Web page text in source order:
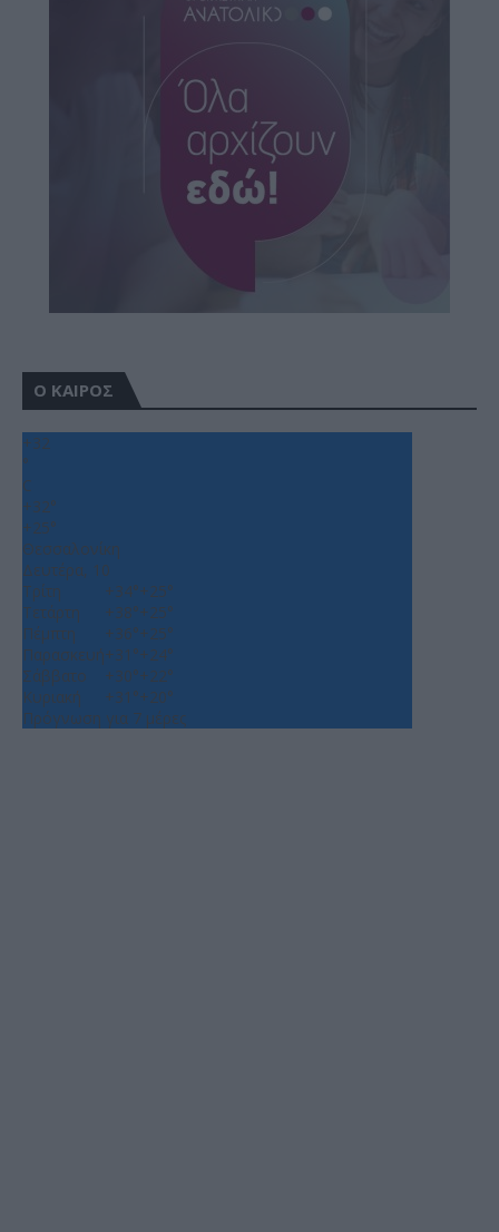
Ο ΚΑΙΡΟΣ
+32
°
C
+32°
+25°
Θεσσαλονίκη
Δευτέρα, 10
Τρίτη
+34°+25°
Τετάρτη
+38°+25°
Πέμπτη
+36°+25°
Παρασκευή+31°+24°
Σάββατο
+30°+22°
Κυριακή
+31°+20°
Πρόγνωση για 7 μέρες